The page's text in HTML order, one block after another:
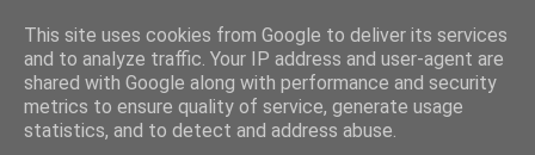
"Kvaka"
Časopis za književnost ISSN 2459-5632
This site uses cookies from Google to deliver its services
and to analyze traffic. Your IP address and user-agent are
shared with Google along with performance and security
metrics to ensure quality of service, generate usage
statistics, and to detect and address abuse.